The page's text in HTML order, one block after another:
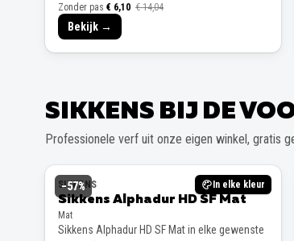
Zonder pas € 6,10 € 14,04
Bekijk →
SIKKENS BIJ DE
Professionele verf uit onze eigen winkel, gratis
−57% In elke kleur
SIKKENS
Sikkens Alphadur HD SF Mat
Mat
Sikkens Alphadur HD SF Mat in elke gewenste